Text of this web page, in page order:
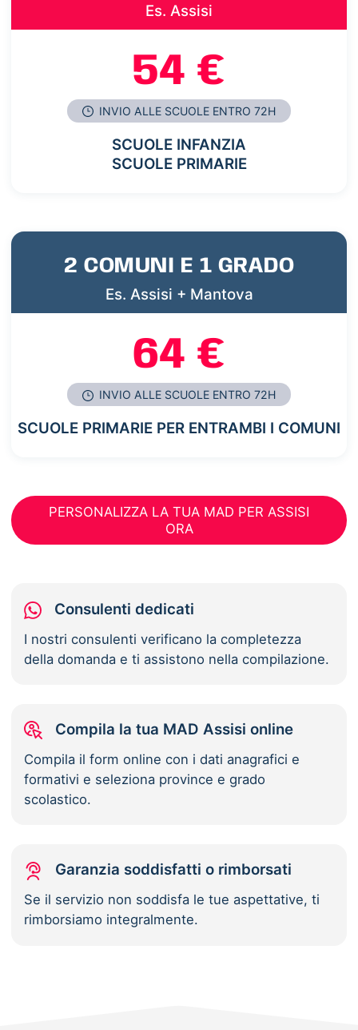
Es. Assisi
54 €
INVIO ALLE SCUOLE ENTRO 72H
SCUOLE INFANZIA
SCUOLE PRIMARIE
2 COMUNI E 1 GRADO
Es. Assisi + Mantova
64 €
INVIO ALLE SCUOLE ENTRO 72H
SCUOLE PRIMARIE PER ENTRAMBI I COMUNI
PERSONALIZZA LA TUA MAD PER ASSISI
ORA
Consulenti dedicati
I nostri consulenti verificano la completezza
della domanda e ti assistono nella compilazione.
Compila la tua MAD Assisi online
Compila il form online con i dati anagrafici e
formativi e seleziona province e grado
scolastico.
Garanzia soddisfatti o rimborsati
Se il servizio non soddisfa le tue aspettative, ti
rimborsiamo integralmente.